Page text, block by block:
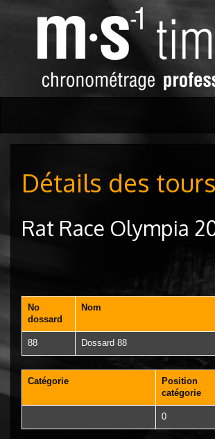
Détails des tours
Rat Race Olympia
No
dossard
Nom
88 Dossard 88
Catégorie
Position
catégorie
0